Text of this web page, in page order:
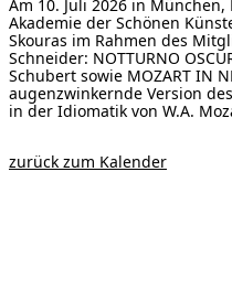
Werkverzeichnis
About
Am 10. Juli 2026 in
Akademie der Schönen
Skouras im Rahmen des
Schneider: NOTTURNO
Schubert sowie MOZART IN
augenzwinkernde Version
in der Idiomatik von W.A.
zurück zum Kalender